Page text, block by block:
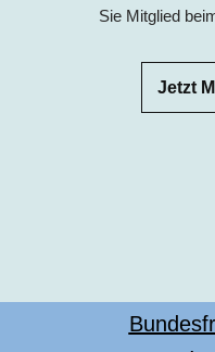
Sie Mitglied
Jetzt